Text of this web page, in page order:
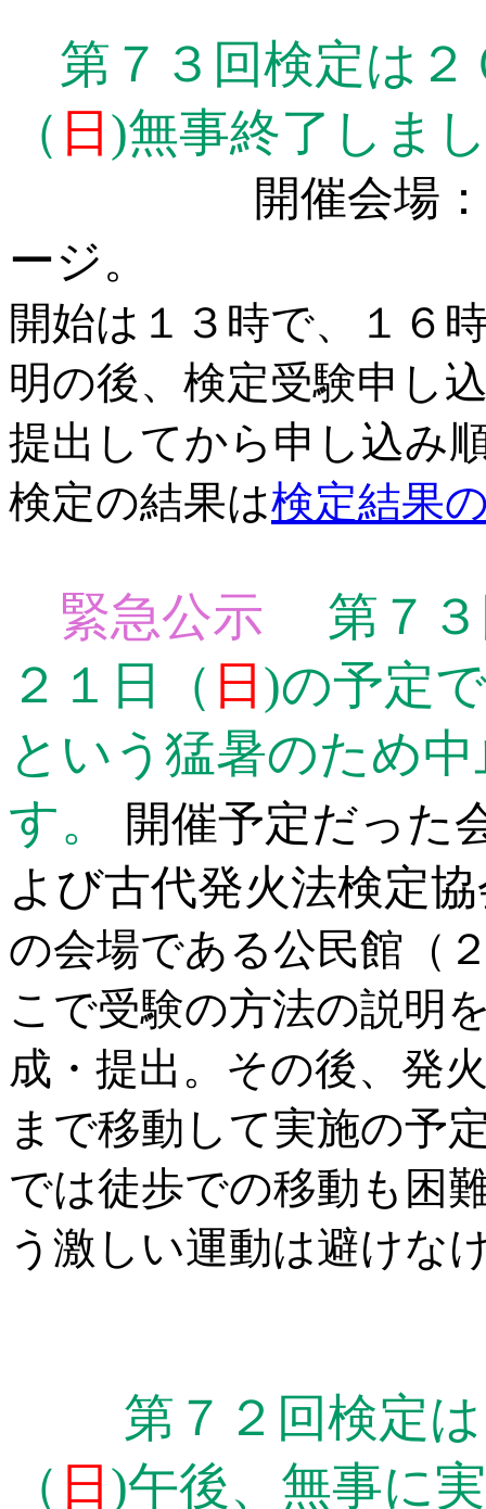
第７３回検定は２
（ 日 )無事終了しま
開催会場：古代
ージ。
開始は１３時で、１６
明の後、検定受験申し
提出してから申し込み
検定の結果は検定結果
緊急公示
第７３
２１日（ 日 )の予定
という猛暑のため
す。
開催予定だった
よび古代発火法検定
の会場である公民館（
こで受験の方法の説明
成・提出。その後、発
まで移動して実施の予
では徒歩での移動も困
う激しい運動は避けな
第７２回検定は
（ 日 )午後、無事に